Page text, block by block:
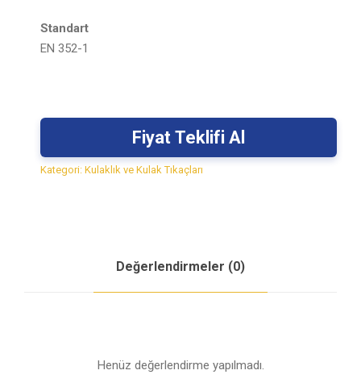
Standart
EN 352-1
Fiyat Teklifi Al
Kategori: Kulaklık ve Kulak Tıkaçları
Değerlendirmeler (0)
Henüz değerlendirme yapılmadı.